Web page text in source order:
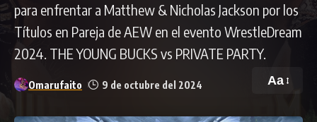
para enfrentar a Matthew & Nicholas Jackson por los
Títulos en Pareja de AEW en el evento WrestleDream
2024. THE YOUNG BUCKS vs PRIVATE PARTY.
Omarufaito 9 de octubre del 2024 Aa